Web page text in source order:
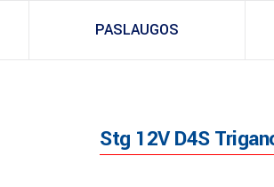
PASLAUGOS
Stg 12V D4S